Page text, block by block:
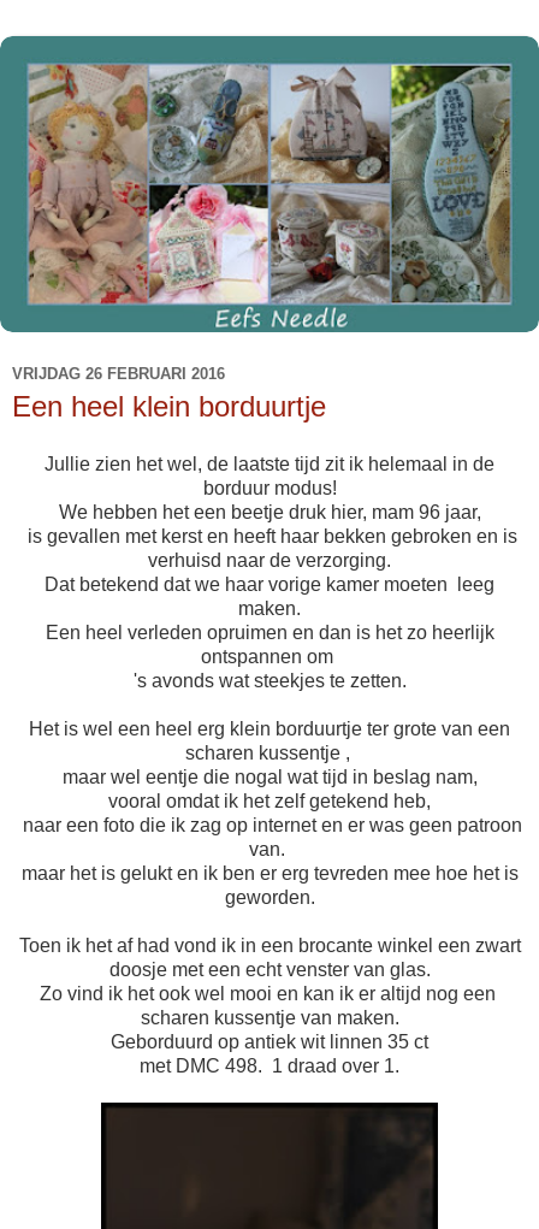
VRIJDAG 26 FEBRUARI 2016
Een heel klein borduurtje
Jullie zien het wel, de laatste tijd zit ik helemaal in de
borduur modus!
We hebben het een beetje druk hier, mam 96 jaar,
is gevallen met kerst en heeft haar bekken gebroken en is
verhuisd naar de verzorging.
Dat betekend dat we haar vorige kamer moeten leeg
maken.
Een heel verleden opruimen en dan is het zo heerlijk
ontspannen om
's avonds wat steekjes te zetten.
Het is wel een heel erg klein borduurtje ter grote van een
scharen kussentje ,
maar wel eentje die nogal wat tijd in beslag nam,
vooral omdat ik het zelf getekend heb,
naar een foto die ik zag op internet en er was geen patroon
van.
maar het is gelukt en ik ben er erg tevreden mee hoe het is
geworden.
Toen ik het af had vond ik in een brocante winkel een zwart
doosje met een echt venster van glas.
Zo vind ik het ook wel mooi en kan ik er altijd nog een
scharen kussentje van maken.
Geborduurd op antiek wit linnen 35 ct
met DMC 498. 1 draad over 1.